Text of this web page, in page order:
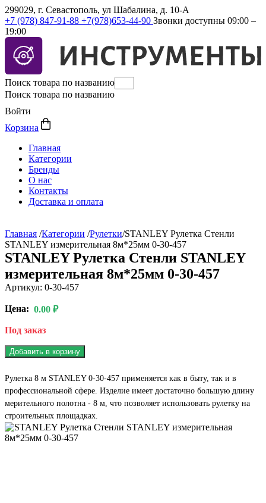
299029, г. Севастополь, ул Шабалина, д. 10-А
+7 (978) 847-91-88 +7(978)653-44-90 Звонки доступны 09:00 –
19:00
Поиск товара по названию
Поиск товара по названию
Войти
Корзина
Главная
Категории
Бренды
О нас
Контакты
Доставка и оплата
Главная /Категории /Рулетки/STANLEY Рулетка Стенли
STANLEY измерительная 8м*25мм 0-30-457
STANLEY Рулетка Стенли STANLEY
измерительная 8м*25мм 0-30-457
Артикул: 0-30-457
Цена: 0.00 ₽
Под заказ
Добавить в корзину
Рулетка 8 м STANLEY 0-30-457 применяется как в быту, так и в
профессиональной сфере. Изделие имеет достаточно большую длину
мерительного полотна - 8 м, что позволяет использовать рулетку на
строительных площадках.